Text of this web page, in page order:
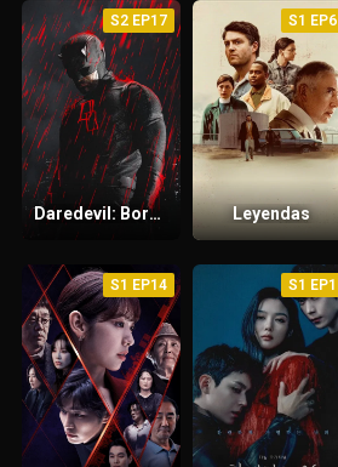
Daredevil: Born Again
S2 EP17
Leyendas
S1 EP6
S1 EP14 S1 EP1